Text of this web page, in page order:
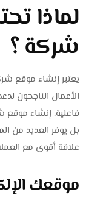
لماذا
شركة ؟
يعتبر إنشاء موقع
الأعمال الناجحون
فاعلية. إنشاء موقع
بل يوفر العديد من
علاقة أقوى مع
موقعك